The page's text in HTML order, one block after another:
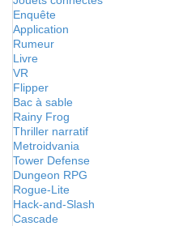
Enquête
Application
Rumeur
Livre
VR
Flipper
Bac à sable
Rainy Frog
Thriller narratif
Metroidvania
Tower Defense
Dungeon RPG
Rogue-Lite
Hack-and-Slash
Cascade